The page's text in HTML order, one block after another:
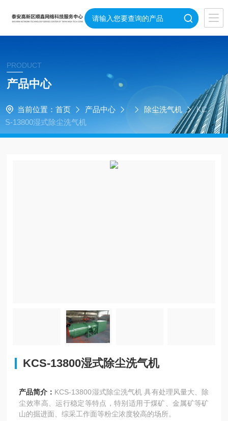
PRODUCT
产品中心
当前位置： 首页 产品中心 除尘洗气机
KC
S-13800湿式除尘洗气机
KCS-13800湿式除尘洗气机
产品简介： KCS-13800湿式除尘洗气机 具有处理风量大、除
尘效率高、运行稳定等特点，特别适用于煤矿、金属矿等矿
山的掘进面、综采工作面等粉尘浓度较高的场所。